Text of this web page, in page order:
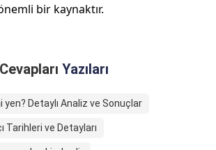
bir kaynaktır.
Yazıları
yen? Detaylı Analiz ve Sonuçlar
Tarihleri ve Detayları